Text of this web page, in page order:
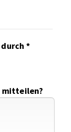
Auf uns wurden Sie aufmerksam durch *
mitteilen?